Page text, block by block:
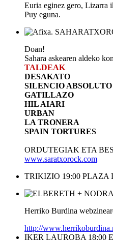
Euria eginez gero, Lizarra
Puy eguna.
Doan!
Sahara askearen aldeko
TALDEAK
DESAKATO
SILENCIO ABSOLUTO
GATILLAZO
HIL AIARI
URBAN
LA TRONERA
SPAIN TORTURES
ORDUTEGIAK ETA
www.saratxorock.com
TRIKIZIO 19:00 PLAZA
Herriko Burdina
http://
IKER LAUROBA 18:00